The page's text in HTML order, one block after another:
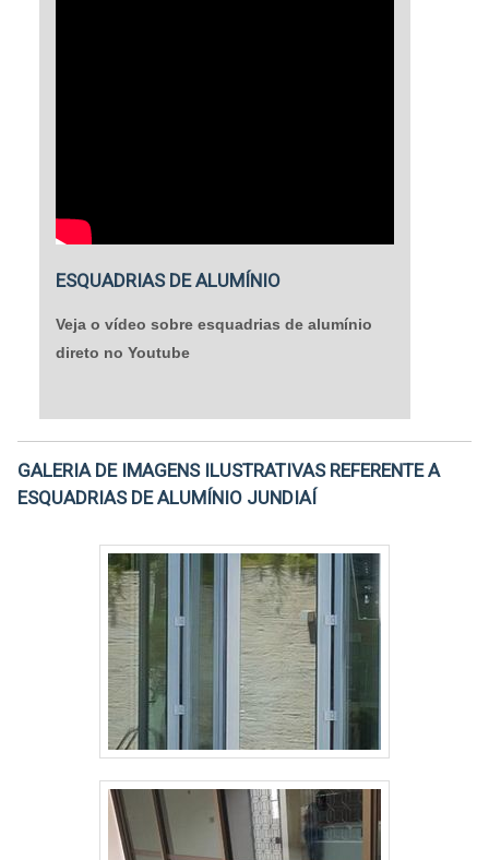
ESQUADRIAS DE ALUMÍNIO
Veja o vídeo sobre esquadrias de alumínio
direto no Youtube
GALERIA DE IMAGENS ILUSTRATIVAS REFERENTE A
ESQUADRIAS DE ALUMÍNIO JUNDIAÍ